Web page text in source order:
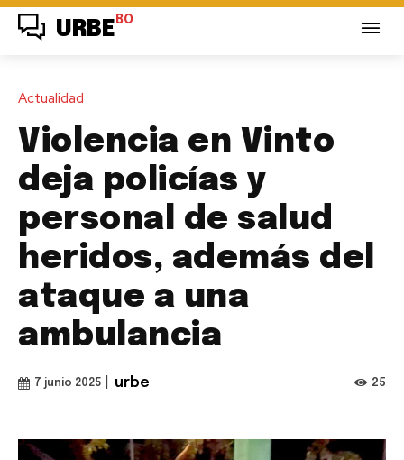
URBE BO
Actualidad
Violencia en Vinto
deja policías y
personal de salud
heridos, además del
ataque a una
ambulancia
7 junio 2025 urbe 25